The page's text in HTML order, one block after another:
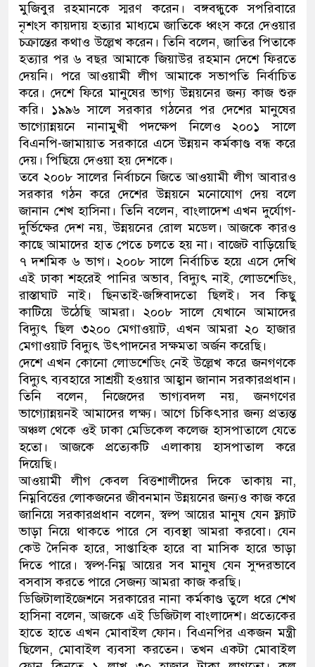
ডাকাতির প্রস্তুতিকালে দুইজনকে গ্রেফতার করেছে
থানা পুলিশ
মুজিবুর রহমানকে স্মরণ করেন। বঙ্গবন্ধুকে সপরিবারে
নৃশংস কায়দায় হত্যার মাধ্যমে জাতিকে ধ্বংস করে দেওয়ার
চক্রান্তের কথাও উল্লেখ করেন। তিনি বলেন, জাতির পিতাকে
হত্যার পর ৬ বছর আমাকে জিয়াউর রহমান দেশে ফিরতে
দেয়নি। পরে আওয়ামী লীগ আমাকে সভাপতি নির্বাচিত
করে। দেশে ফিরে মানুষের ভাগ্য উন্নয়নের জন্য কাজ শুরু
করি। ১৯৯৬ সালে সরকার গঠনের পর দেশের মানুষের
ভাগ্যোন্নয়নে নানামুখী পদক্ষেপ নিলেও ২০০১ সালে
বিএনপি-জামায়াত সরকারে এসে উন্নয়ন কর্মকাণ্ড বন্ধ করে
দেয়। পিছিয়ে দেওয়া হয় দেশকে।
তবে ২০০৮ সালের নির্বাচনে জিতে আওয়ামী লীগ আবারও
সরকার গঠন করে দেশের উন্নয়নে মনোযোগ দেয় বলে
জানান শেখ হাসিনা। তিনি বলেন, বাংলাদেশ এখন দুর্যোগ-
দুর্ভিক্ষের দেশ নয়, উন্নয়নের রোল মডেল। আজকে কারও
কাছে আমাদের হাত পেতে চলতে হয় না। বাজেট বাড়িয়েছি
৭ দশমিক ৬ ভাগ। ২০০৮ সালে নির্বাচিত হয়ে এসে দেখি
এই ঢাকা শহরেই পানির অভাব, বিদ্যুৎ নাই, লোডশেডিং,
রাস্তাঘাট নাই। ছিনতাই-জঙ্গিবাদতো ছিলই। সব কিছু
কাটিয়ে উঠেছি আমরা। ২০০৮ সালে যেখানে আমাদের
বিদ্যুৎ ছিল ৩২০০ মেগাওয়াট, এখন আমরা ২০ হাজার
মেগাওয়াট বিদ্যুৎ উৎপাদনের সক্ষমতা অর্জন করেছি।
দেশে এখন কোনো লোডশেডিং নেই উল্লেখ করে জনগণকে
বিদ্যুৎ ব্যবহারে সাশ্রয়ী হওয়ার আহ্বান জানান সরকারপ্রধান।
তিনি বলেন, নিজেদের ভাগ্যবদল নয়, জনগণের
ভাগ্যোন্নয়নই আমাদের লক্ষ্য। আগে চিকিৎসার জন্য প্রত্যন্ত
অঞ্চল থেকে ওই ঢাকা মেডিকেল কলেজ হাসপাতালে যেতে
হতো। আজকে প্রত্যেকটি এলাকায় হাসপাতাল করে
দিয়েছি।
আওয়ামী লীগ কেবল বিত্তশালীদের দিকে তাকায় না,
নিম্নবিত্তের লোকজনের জীবনমান উন্নয়নের জন্যও কাজ করে
জানিয়ে সরকারপ্রধান বলেন, স্বল্প আয়ের মানুষ যেন ফ্ল্যাট
ভাড়া নিয়ে থাকতে পারে সে ব্যবস্থা আমরা করবো। যেন
কেউ দৈনিক হারে, সাপ্তাহিক হারে বা মাসিক হারে ভাড়া
দিতে পারে। স্বল্প-নিম্ন আয়ের সব মানুষ যেন সুন্দরভাবে
বসবাস করতে পারে সেজন্য আমরা কাজ করছি।
ডিজিটালাইজেশনে সরকারের নানা কর্মকাণ্ড তুলে ধরে শেখ
হাসিনা বলেন, আজকে এই ডিজিটাল বাংলাদেশ। প্রত্যেকের
হাতে হাতে এখন মোবাইল ফোন। বিএনপির একজন মন্ত্রী
ছিলেন, মোবাইল ব্যবসা করতেন। তখন একটা মোবাইল